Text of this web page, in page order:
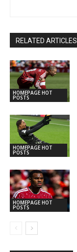
RELATED ARTICLES
HOMEPAGE HOT
POSTS
HOMEPAGE HOT
POSTS
HOMEPAGE HOT
POSTS